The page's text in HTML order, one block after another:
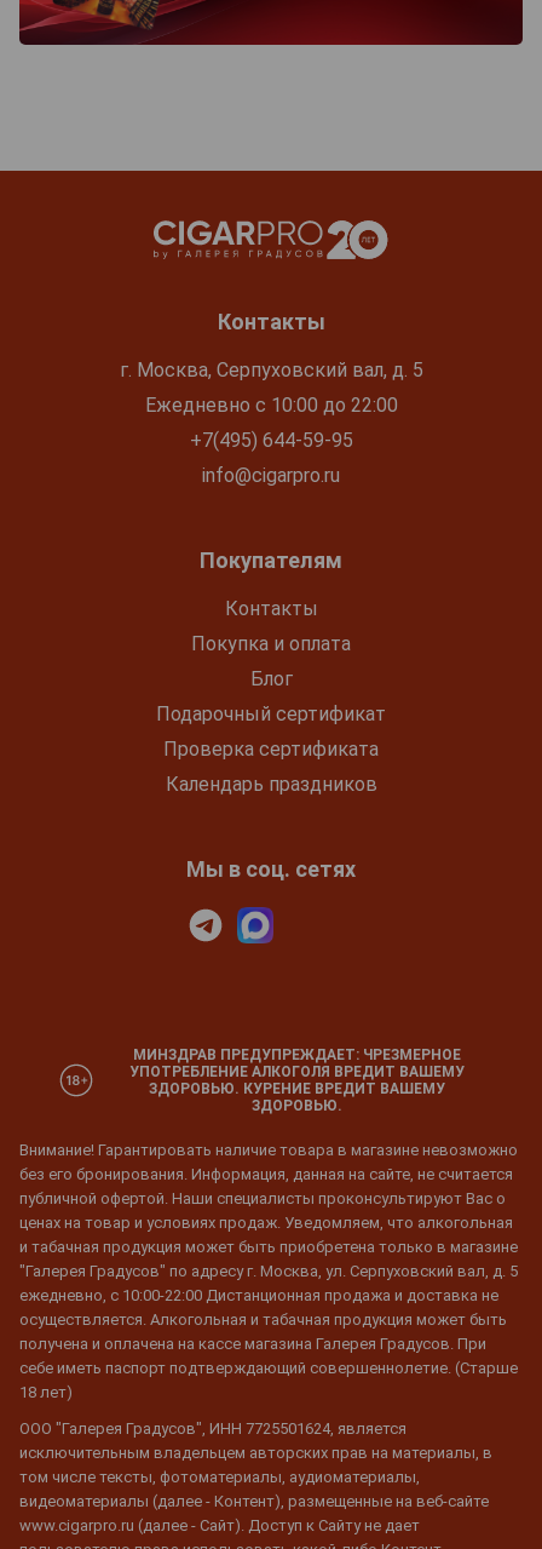
Контакты
г. Москва, Серпуховский вал, д. 5
Ежедневно с 10:00 до 22:00
+7(495) 644-59-95
info@cigarpro.ru
Покупателям
Контакты
Покупка и оплата
Блог
Подарочный сертификат
Проверка сертификата
Календарь праздников
Мы в соц. сетях
МИНЗДРАВ ПРЕДУПРЕЖДАЕТ: ЧРЕЗМЕРНОЕ
УПОТРЕБЛЕНИЕ АЛКОГОЛЯ ВРЕДИТ ВАШЕМУ
ЗДОРОВЬЮ. КУРЕНИЕ ВРЕДИТ ВАШЕМУ
ЗДОРОВЬЮ.
Внимание! Гарантировать наличие товара в магазине невозможно
без его бронирования. Информация, данная на сайте, не считается
публичной офертой. Наши специалисты проконсультируют Вас о
ценах на товар и условиях продаж. Уведомляем, что алкогольная
и табачная продукция может быть приобретена только в магазине
"Галерея Градусов" по адресу г. Москва, ул. Серпуховский вал, д. 5
ежедневно, с 10:00-22:00 Дистанционная продажа и доставка не
осуществляется. Алкогольная и табачная продукция может быть
получена и оплачена на кассе магазина Галерея Градусов. При
себе иметь паспорт подтверждающий совершеннолетие. (Старше
18 лет)
ООО "Галерея Градусов", ИНН 7725501624, является
исключительным владельцем авторских прав на материалы, в
том числе тексты, фотоматериалы, аудиоматериалы,
видеоматериалы (далее - Контент), размещенные на веб-сайте
www.cigarpro.ru (далее - Сайт). Доступ к Сайту не дает